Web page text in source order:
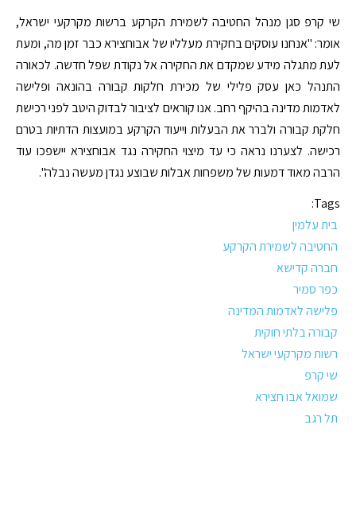
שי קרפ סגן מנהל החטיבה לשמירת הקרקע ברשות מקרקעי ישראל,
אומר: "אנחנו עוסקים בחקירת מעלליו של אבוחצירא כבר זמן מה, ומעת
לעת מתגלה מידע שמקדם את החקירה אל נקודת שפל חדשה. לכאורה
התנהל כאן עסק פלילי של מכירת חלקות קבורה בהונאה ופלישה
לאדמות מדינה בהיקף רחב. אנו קוראים לציבור לבדוק היטב לפני רכישת
חלקת קבורה ולברר את הבעלות וייעוד הקרקע במועצות הדתיות בטרם
רכישה. לצערנו נראה כי עד מיצוי החקירה נגד אבוחצירא יישפכו עוד
הרבה מאוד דמעות של משפחות אבלות שבוצע נגדן מעשה נבלה".
Tags:
בית עלמין
החטיבה לשמירת הקרקע
חברה קדישא
כפר סמיר
פלישה לאדמות המדינה
קבורה בלתי חוקית
רשות מקרקעי ישראל
שי קרפ
שמואל אבו חצירא
תל רגב